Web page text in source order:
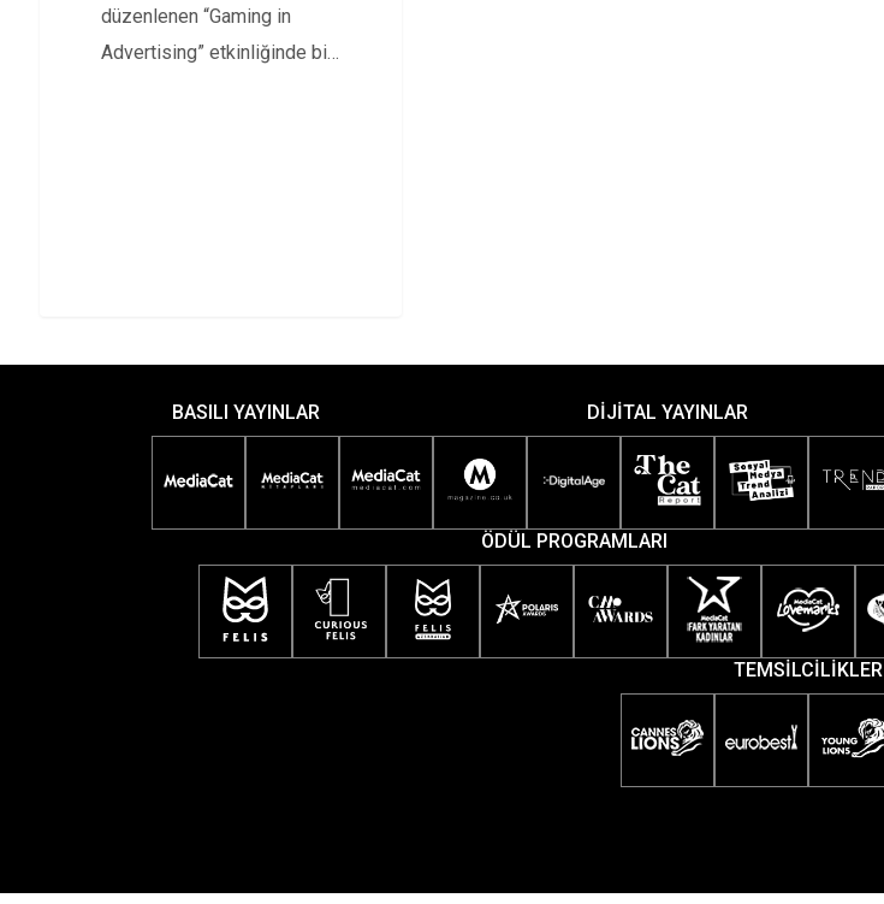
düzenlenen “Gaming in
Advertising” etkinliğinde bir
BASILI YAYINLAR DİJİTAL YAYINLAR
ÖDÜL PROGRAMLARI
TEMSİLCİLİKLER